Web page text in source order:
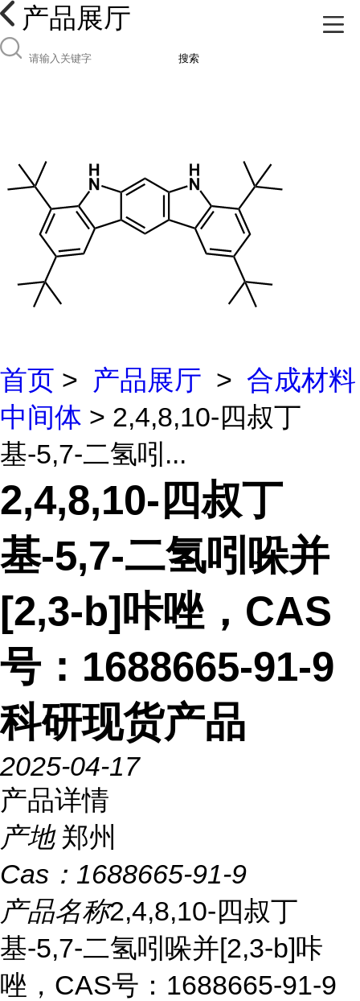
产品展厅
搜索
首页 > 产品展厅 > 合成材料
中间体 > 2,4,8,10-四叔丁
基-5,7-二氢吲...
2,4,8,10-四叔丁
基-5,7-二氢吲哚并
[2,3-b]咔唑，CAS
号：1688665-91-9
科研现货产品
2025-04-17
产品详情
产地 郑州
Cas： 1688665-91-9
产品名称2,4,8,10-四叔丁
基-5,7-二氢吲哚并[2,3-b]咔
唑，CAS号：1688665-91-9